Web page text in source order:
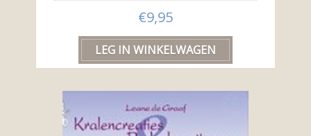
€9,95